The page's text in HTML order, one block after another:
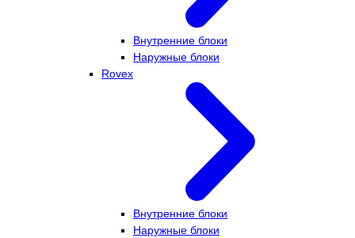
Внутренние блоки
Наружные блоки
Rovex
Внутренние блоки
Наружные блоки